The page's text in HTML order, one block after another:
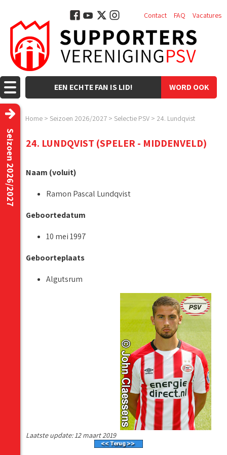
WORD OOK
EEN ECHTE FAN IS LID!
Contact FAQ Vacatures
Home > Seizoen 2026/2027 > Selectie PSV > 24. Lundqvist
Seizoen 2026/2027 24. LUNDQVIST (SPELER - MIDDENVELD)
Naam (voluit)
Ramon Pascal Lundqvist
Geboortedatum
10 mei 1997
Geboorteplaats
Algutsrum
Laatste update: 12 maart 2019